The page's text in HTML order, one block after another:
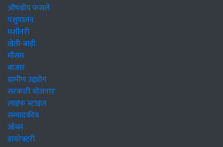
औषधीय फसलें
पशुपालन
मशीनरी
खेती-बाड़ी
मौसम
बाजार
ग्रामीण उद्द्योग
सरकारी योजनाएं
लाइफ स्टाइल
सम्पादकीय
जॉब्स
डायरेक्टरी